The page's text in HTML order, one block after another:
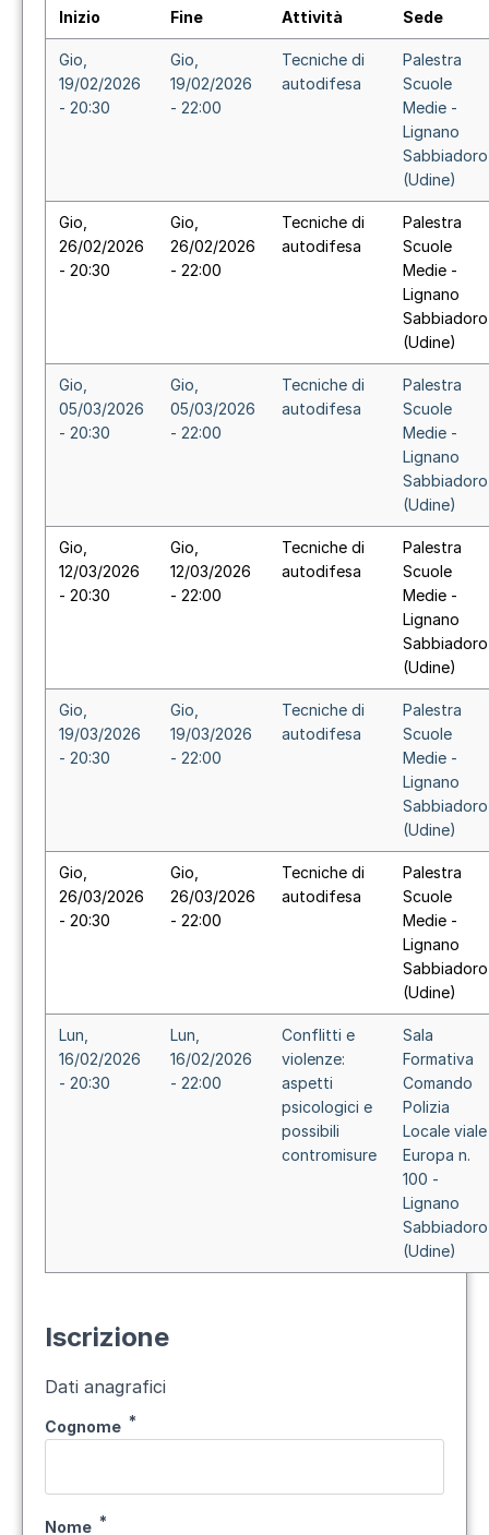
Inizio Fine Attività Sede
Gio,
19/02/2026
- 20:30
Gio,
19/02/2026
- 22:00
Tecniche di
autodifesa
Palestra
Scuole
Medie -
Lignano
Sabbiadoro
(Udine)
Gio,
26/02/2026
- 20:30
Gio,
26/02/2026
- 22:00
Tecniche di
autodifesa
Palestra
Scuole
Medie -
Lignano
Sabbiadoro
(Udine)
Gio,
05/03/2026
- 20:30
Gio,
05/03/2026
- 22:00
Tecniche di
autodifesa
Palestra
Scuole
Medie -
Lignano
Sabbiadoro
(Udine)
Gio,
12/03/2026
- 20:30
Gio,
12/03/2026
- 22:00
Tecniche di
autodifesa
Palestra
Scuole
Medie -
Lignano
Sabbiadoro
(Udine)
Gio,
19/03/2026
- 20:30
Gio,
19/03/2026
- 22:00
Tecniche di
autodifesa
Palestra
Scuole
Medie -
Lignano
Sabbiadoro
(Udine)
Gio,
26/03/2026
- 20:30
Gio,
26/03/2026
- 22:00
Tecniche di
autodifesa
Palestra
Scuole
Medie -
Lignano
Sabbiadoro
(Udine)
Lun,
16/02/2026
- 20:30
Lun,
16/02/2026
- 22:00
Conflitti e
violenze:
aspetti
psicologici e
possibili
contromisure
Sala
Formativa
Comando
Polizia
Locale viale
Europa n.
100 -
Lignano
Sabbiadoro
(Udine)
Iscrizione
Dati anagrafici
Cognome
Nome